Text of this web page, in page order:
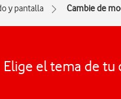
y pantalla Cambie de
Elige el tema de tu